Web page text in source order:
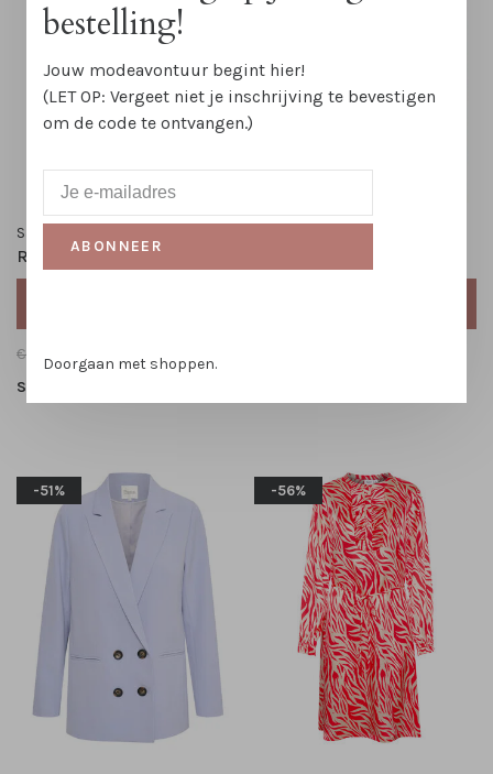
Saint Tropez
Rok Tessa SZ
€69,95
S
-51% -56%
bestelling!
Jouw modeavontuur begint hier!
(LET OP: Vergeet niet je inschrijving te bevestigen
om de code te ontvangen.)
ABONNEER
Doorgaan met shoppen.